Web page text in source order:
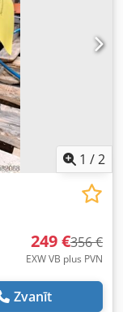
3,5 kW,
– max. 3.500 mm
transports
1 /2
249 €356 €
EXW VB plus PVN
Zvanīt